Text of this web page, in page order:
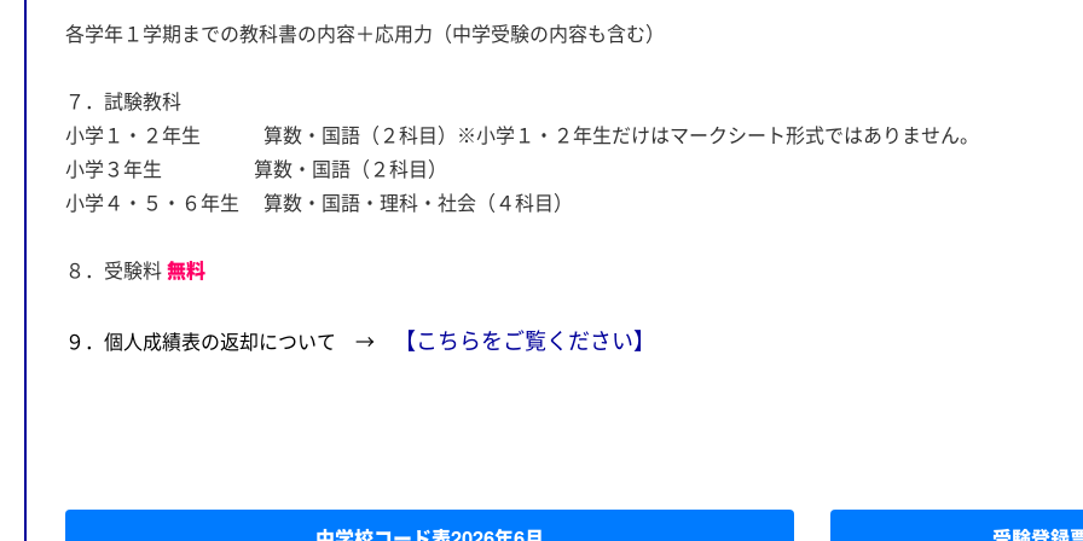
各学年１学期までの教科書の内容＋応用力（中学受験の内容も含む）
７．試験教科
小学１・２年生 算数・国語（２科目）※小学１・２年生だけはマークシート形式ではありません。
小学３年生 算数・国語（２科目）
小学４・５・６年生 算数・国語・理科・社会（４科目）
８．受験料 無料
９．個人成績表の返却について → 【こちらをご覧ください】